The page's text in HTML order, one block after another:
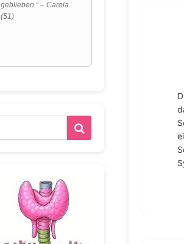
geblieben.“ – Carola
(51)